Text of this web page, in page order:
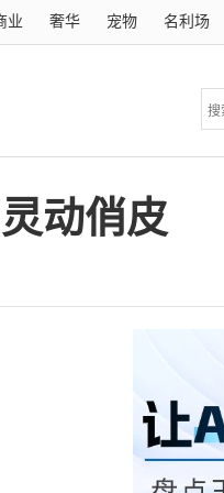
业 奢华 宠物 名利场
动俏皮